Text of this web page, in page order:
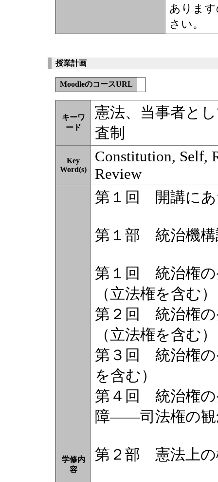
ありま
さい。
授業計画
MoodleのコースURL
キーワ
ード
憲法、当事者と
査制
Key
Word(s)
Constitution, Self,
Review
学修内
容
第１回 開講に
第１部 統治機構
第１回 統治権
（立法権を含む）
第２回 統治権
（立法権を含む）
第３回 統治権の
を含む）
第４回 統治権の
障――司法権の観
第２部 憲法上の